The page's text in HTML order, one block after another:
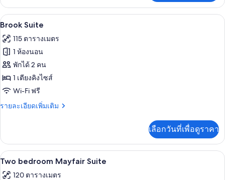
เกี่ยว
กับ
Terrace
Suite
เปิด
ภาพถ่าย
ทั้งหมด
ของ
Brook
Suite
Brook Suite | เครื่องนอนระดับพรีเมี
4
Brook Suite
115 ตารางเมตร
1 ห้องนอน
พักได้ 2 คน
1 เตียงคิงไซส์
Wi-Fi ฟรี
รายละเอียดเพิ่มเติม
ราย
เกี่ยว
กับ
Brook
เลือกวันที่เพื่อดูราคา
เปิด
ภาพถ่าย
Two bedroom Mayfair Suite | เครื่อ
5
Two bedroom Mayfair Suite
120 ตารางเมตร